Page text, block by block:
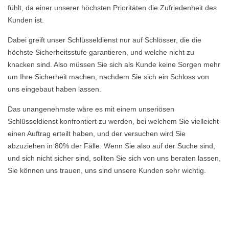
fühlt, da einer unserer höchsten Prioritäten die Zufriedenheit des
Kunden ist.
Dabei greift unser Schlüsseldienst nur auf Schlösser, die die
höchste Sicherheitsstufe garantieren, und welche nicht zu
knacken sind. Also müssen Sie sich als Kunde keine Sorgen mehr
um Ihre Sicherheit machen, nachdem Sie sich ein Schloss von
uns eingebaut haben lassen.
Das unangenehmste wäre es mit einem unseriösen
Schlüsseldienst konfrontiert zu werden, bei welchem Sie vielleicht
einen Auftrag erteilt haben, und der versuchen wird Sie
abzuziehen in 80% der Fälle. Wenn Sie also auf der Suche sind,
und sich nicht sicher sind, sollten Sie sich von uns beraten lassen,
Sie können uns trauen, uns sind unsere Kunden sehr wichtig.